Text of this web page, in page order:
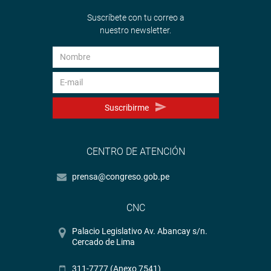
Suscríbete con tu correo a
nuestro newsletter.
Suscribirme
CENTRO DE ATENCIÓN
prensa@congreso.gob.pe
CNC
Palacio Legislativo Av. Abancay s/n.
Cercado de Lima
311-7777 (Anexo 7541)